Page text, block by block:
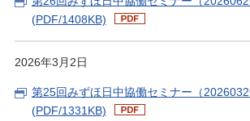
決済業務
国際業務・外国為替取引
(PDF/1408KB)
2026年3月2日
第25回みずほ日中協働セミナー（
(PDF/1331KB)